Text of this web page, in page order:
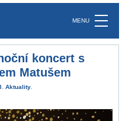
koncert s
Matušem
Aktuality